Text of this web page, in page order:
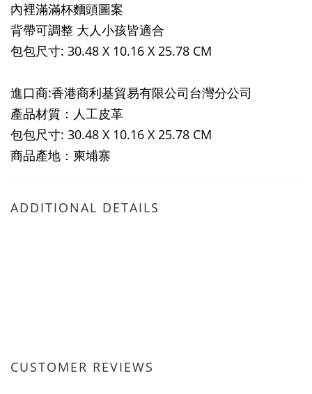
內裡滿滿杯麵頭圖案
背帶可調整 大人小孩皆適合
包包尺寸: 30.48 X 10.16 X 25.78 CM
進口商:香港商利基貿易有限公司台灣分公司
產品材質：人工皮革
包包尺寸: 30.48 X 10.16 X 25.78 CM
商品產地：柬埔寨
ADDITIONAL DETAILS
CUSTOMER REVIEWS